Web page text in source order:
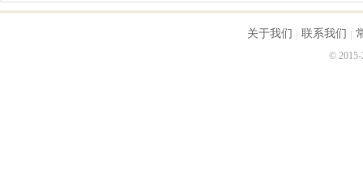
关于我们 联系我们
© 2015-